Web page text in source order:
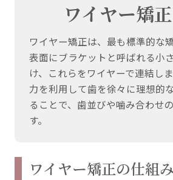
ワイヤー矯
ワイヤー矯正は、最も標準的な
表面にブラケットと呼ばれる小
け、これらをワイヤーで連結し
力を利用して歯を徐々に理想的
ることで、歯並びや噛み合わせ
す。
ワイヤー矯正の仕組み